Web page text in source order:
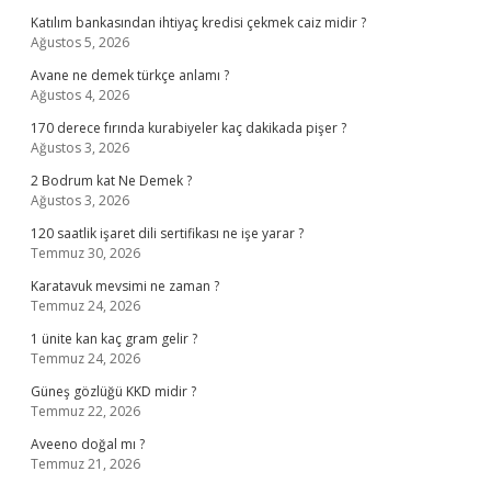
Katılım bankasından ihtiyaç kredisi çekmek caiz midir ?
Ağustos 5, 2026
Avane ne demek türkçe anlamı ?
Ağustos 4, 2026
170 derece fırında kurabiyeler kaç dakikada pişer ?
Ağustos 3, 2026
2 Bodrum kat Ne Demek ?
Ağustos 3, 2026
120 saatlik işaret dili sertifikası ne işe yarar ?
Temmuz 30, 2026
Karatavuk mevsimi ne zaman ?
Temmuz 24, 2026
1 ünite kan kaç gram gelir ?
Temmuz 24, 2026
Güneş gözlüğü KKD midir ?
Temmuz 22, 2026
Aveeno doğal mı ?
Temmuz 21, 2026